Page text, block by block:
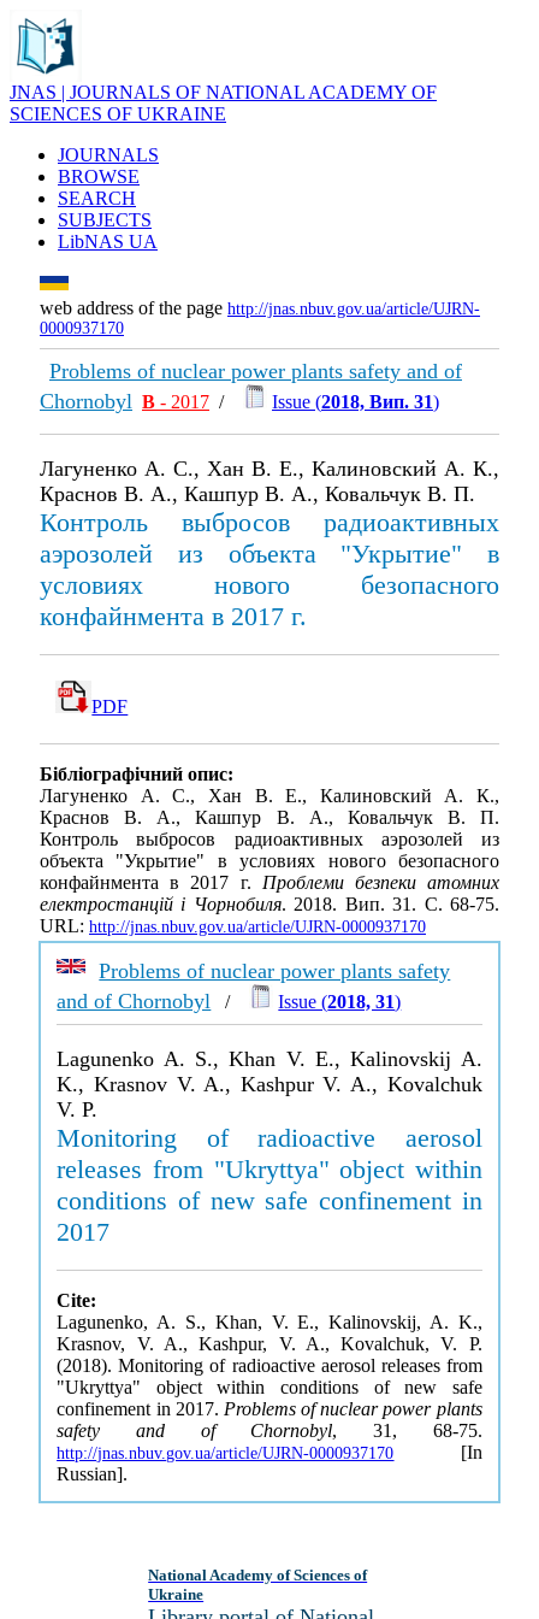
JNAS | JOURNALS OF NATIONAL ACADEMY OF
SCIENCES OF UKRAINE
JOURNALS
BROWSE
SEARCH
SUBJECTS
LibNAS UA
web address of the page http://jnas.nbuv.gov.ua/article/UJRN-
0000937170
Problems of nuclear power plants safety and of
Chornobyl В - 2017 / Issue (2018, Вип. 31)
Лагуненко А. С., Хан В. Е., Калиновский А. К.,
Краснов В. А., Кашпур В. А., Ковальчук В. П.
Контроль выбросов радиоактивных
аэрозолей из объекта "Укрытие" в
условиях нового безопасного
конфайнмента в 2017 г.
PDF
Бібліографічний опис:
Лагуненко А. С., Хан В. Е., Калиновский А. К.,
Краснов В. А., Кашпур В. А., Ковальчук В. П.
Контроль выбросов радиоактивных аэрозолей из
объекта "Укрытие" в условиях нового безопасного
конфайнмента в 2017 г. Проблеми безпеки атомних
електростанцій і Чорнобиля. 2018. Вип. 31. С. 68-75.
URL: http://jnas.nbuv.gov.ua/article/UJRN-0000937170
Problems of nuclear power plants safety
and of Chornobyl / Issue (2018, 31)
Lagunenko A. S., Khan V. E., Kalinovskij A.
K., Krasnov V. A., Kashpur V. A., Kovalchuk
V. P.
Monitoring of radioactive aerosol
releases from "Ukryttya" object within
conditions of new safe confinement in
2017
Cite:
Lagunenko, A. S., Khan, V. E., Kalinovskij, A. K.,
Krasnov, V. A., Kashpur, V. A., Kovalchuk, V. P.
(2018). Monitoring of radioactive aerosol releases from
"Ukryttya" object within conditions of new safe
confinement in 2017. Problems of nuclear power plants
safety and of Chornobyl, 31, 68-75.
http://jnas.nbuv.gov.ua/article/UJRN-0000937170 [In
Russian].
National Academy of Sciences of
Ukraine